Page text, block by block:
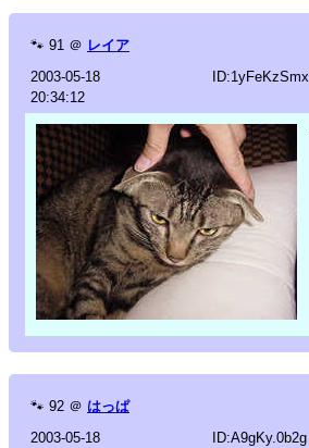
🐾 91 ＠ レイア
2003-05-18
20:34:12
ID:1yFeKzSmx.
🐾 92 ＠ はっぱ
2003-05-18
ID:A9gKy.0b2g